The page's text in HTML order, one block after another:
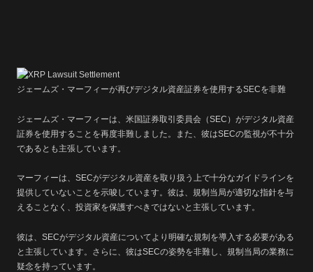
ジェームズ・マーフィーが再びデジタル資産証券を使用するSECを非難
ジェームズ・マーフィーは、米国証券取引委員会（SEC）がデジタル資産
証券を使用することを再度非難しました。また、彼はSECの監視が不十分
であるとも主張しています。
マーフィーは、SECがデジタル資産を取り扱う上で十分なガイドラインを
提供していないことを示唆しています。彼は、規制当局が適切な指針を与
えることなく、投資家を保護すべきではないと主張しています。
彼は、SECがデジタル資産についてより明確な規制を導入する必要がある
と主張しています。さらに、彼はSECの姿勢を非難し、規制当局の業務に
疑念を持っています。